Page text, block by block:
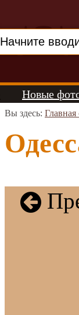
Новые
Вы здесь: Главная